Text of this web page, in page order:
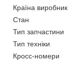
Країна виробник
Стан
Тип запчастини
Тип техніки
Кросс-номери